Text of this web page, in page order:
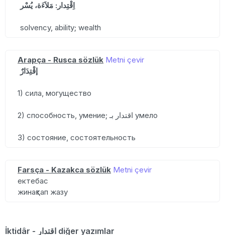
اِقْتِدار: مَلاَءَة، يُسْر
solvency, ability; wealth
Arapça - Rusca sözlük Metni çevir
إقْتِدَارٌ
1) сила, могущество
2) способность, умение; اقتدار بـ умело
3) состояние, состоятельность
Farsça - Kazakca sözlük Metni çevir
ектебас
жинақтап жазу
İktidâr - اقتدار diğer yazımlar